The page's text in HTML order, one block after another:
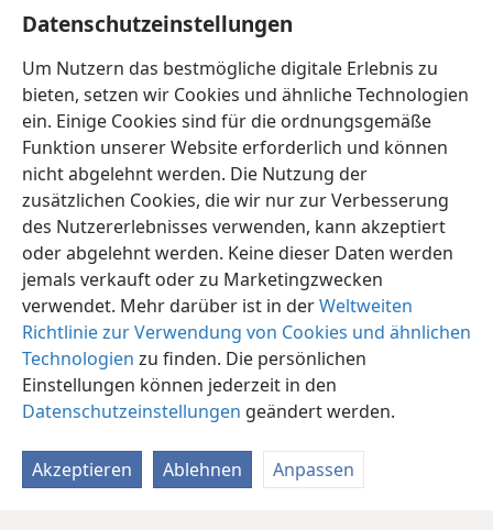
Datenschutzeinstellungen
Um Nutzern das bestmögliche digitale Erlebnis zu
bieten, setzen wir Cookies und ähnliche Technologien
ein. Einige Cookies sind für die ordnungsgemäße
Funktion unserer Website erforderlich und können
nicht abgelehnt werden. Die Nutzung der
zusätzlichen Cookies, die wir nur zur Verbesserung
des Nutzererlebnisses verwenden, kann akzeptiert
oder abgelehnt werden. Keine dieser Daten werden
jemals verkauft oder zu Marketingzwecken
verwendet. Mehr darüber ist in derWeltweiten
Richtlinie zur Verwendung von Cookies und ähnlichen
Technologien zu finden. Die persönlichen
Einstellungen können jederzeit in den
Datenschutzeinstellungen geändert werden.
Akzeptieren Ablehnen Anpassen
Bẹthel errichtet hatte, zu opfern. So führte er ein
Fest für das Volk Israel ein. Er stieg den Altar hoch,
um dort Opfer zu verbrennen und Opferrauch
aufsteigen zu lassen.
Deutsch Teilen Einstellungen
Copyright© 2026 Watch Tower Bible and Tract Society of Pennsylvania
Nutzungsbedingungen
Datenschutzerklärung
Datenschutzeinstellungen
JW.ORG Anmelden